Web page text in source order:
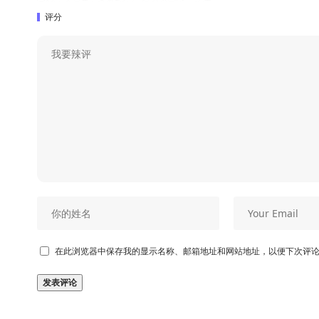
评分
在此浏览器中保存我的显示名称、邮箱地址和网站地址，以便下次评论